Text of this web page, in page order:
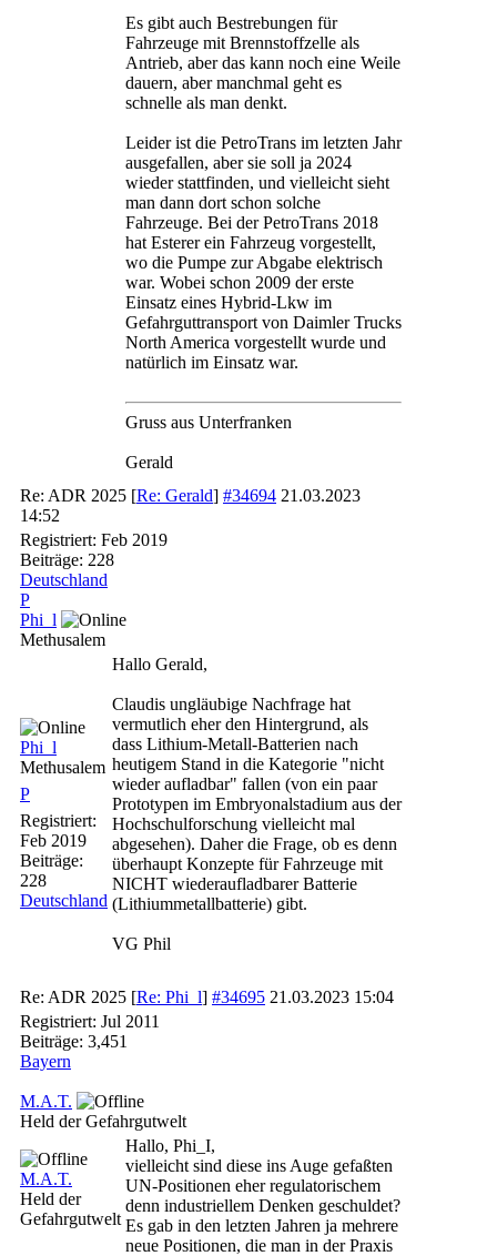
Es gibt auch Bestrebungen für
Fahrzeuge mit Brennstoffzelle als
Antrieb, aber das kann noch eine Weile
dauern, aber manchmal geht es
schnelle als man denkt.
Leider ist die PetroTrans im letzten Jahr
ausgefallen, aber sie soll ja 2024
wieder stattfinden, und vielleicht sieht
man dann dort schon solche
Fahrzeuge. Bei der PetroTrans 2018
hat Esterer ein Fahrzeug vorgestellt,
wo die Pumpe zur Abgabe elektrisch
war. Wobei schon 2009 der erste
Einsatz eines Hybrid-Lkw im
Gefahrguttransport von Daimler Trucks
North America vorgestellt wurde und
natürlich im Einsatz war.
Gruss aus Unterfranken
Gerald
Re: ADR 2025 [Re: Gerald] #34694 21.03.2023
14:52
Registriert: Feb 2019
Beiträge: 228
Deutschland
P
Phi_l
Methusalem
Phi_l
Methusalem
P
Registriert:
Feb 2019
Beiträge:
228
Deutschland
Hallo Gerald,
Claudis ungläubige Nachfrage hat
vermutlich eher den Hintergrund, als
dass Lithium-Metall-Batterien nach
heutigem Stand in die Kategorie "nicht
wieder aufladbar" fallen (von ein paar
Prototypen im Embryonalstadium aus der
Hochschulforschung vielleicht mal
abgesehen). Daher die Frage, ob es denn
überhaupt Konzepte für Fahrzeuge mit
NICHT wiederaufladbarer Batterie
(Lithiummetallbatterie) gibt.
VG Phil
Re: ADR 2025 [Re: Phi_l] #34695 21.03.2023 15:04
Registriert: Jul 2011
Beiträge: 3,451
Bayern
M.A.T.
Held der Gefahrgutwelt
M.A.T.
Held der
Gefahrgutwelt
Hallo, Phi_I,
vielleicht sind diese ins Auge gefaßten
UN-Positionen eher regulatorischem
denn industriellem Denken geschuldet?
Es gab in den letzten Jahren ja mehrere
neue Positionen, die man in der Praxis